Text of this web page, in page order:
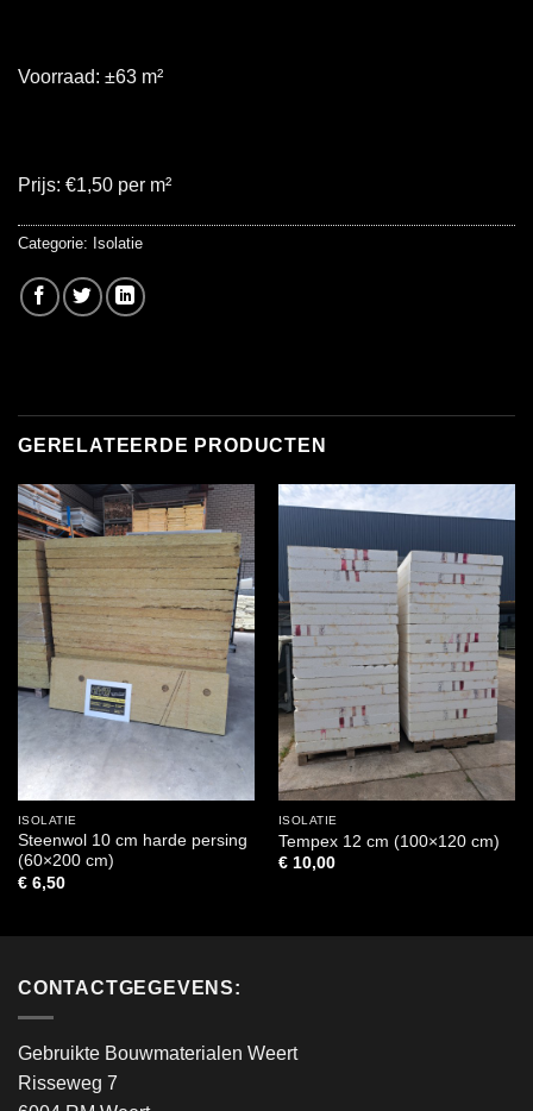
Voorraad: ±63 m²
Prijs: €1,50 per m²
Categorie: Isolatie
GERELATEERDE PRODUCTEN
ISOLATIE
Steenwol 10 cm harde persing
(60×200 cm)
€6,50
ISOLATIE
Tempex 12 cm (100×120 cm)
€10,00
CONTACTGEGEVENS:
Gebruikte Bouwmaterialen Weert
Risseweg 7